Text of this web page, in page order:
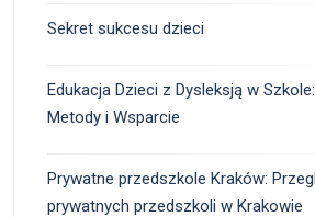
Sekret sukcesu dzieci
Edukacja Dzieci z Dysleksją w
Metody i Wsparcie
Prywatne przedszkole Kraków:
prywatnych przedszkoli w Krakowie